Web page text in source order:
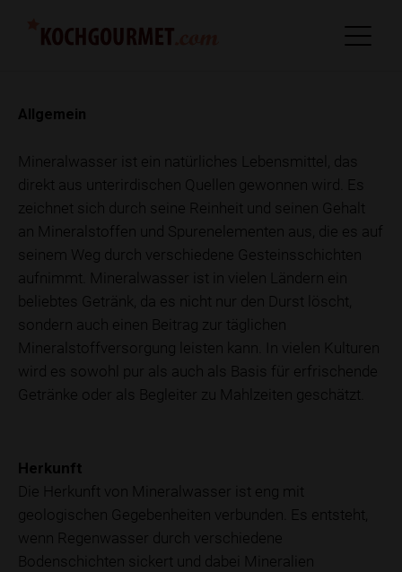
Allgemein
Mineralwasser ist ein natürliches Lebensmittel, das
direkt aus unterirdischen Quellen gewonnen wird. Es
zeichnet sich durch seine Reinheit und seinen Gehalt
an Mineralstoffen und Spurenelementen aus, die es auf
seinem Weg durch verschiedene Gesteinsschichten
aufnimmt. Mineralwasser ist in vielen Ländern ein
beliebtes Getränk, da es nicht nur den Durst löscht,
sondern auch einen Beitrag zur täglichen
Mineralstoffversorgung leisten kann. In vielen Kulturen
wird es sowohl pur als auch als Basis für erfrischende
Getränke oder als Begleiter zu Mahlzeiten geschätzt.
Herkunft
Die Herkunft von Mineralwasser ist eng mit
geologischen Gegebenheiten verbunden. Es entsteht,
wenn Regenwasser durch verschiedene
Bodenschichten sickert und dabei Mineralien